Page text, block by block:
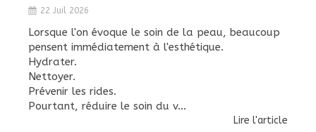
22 Juil 2026
Lorsque l'on évoque le soin de la peau, beaucoup
pensent immédiatement à l'esthétique.
Hydrater.
Nettoyer.
Prévenir les rides.
Pourtant, réduire le soin du v...
Lire l'article